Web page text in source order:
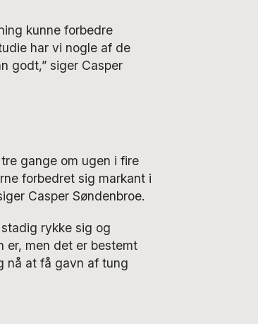
kunne forbedre
har vi nogle af de
godt,” siger Casper
gange om ugen i fire
forbedret sig markant i
Casper Søndenbroe.
rykke sig og
er, men det er bestemt
nå at få gavn af tung